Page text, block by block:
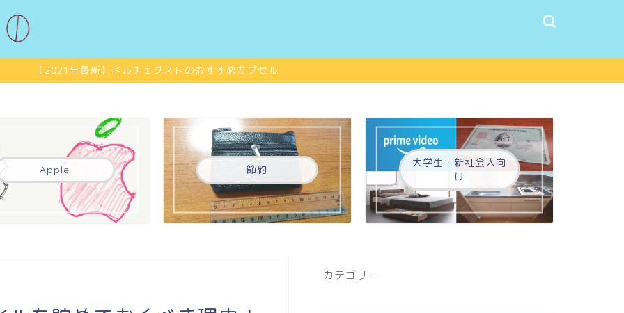
【2021年最新】ドルチェグストのおすすめカプセル
Apple 節約
大学生・新社会人向
け
カテゴリー